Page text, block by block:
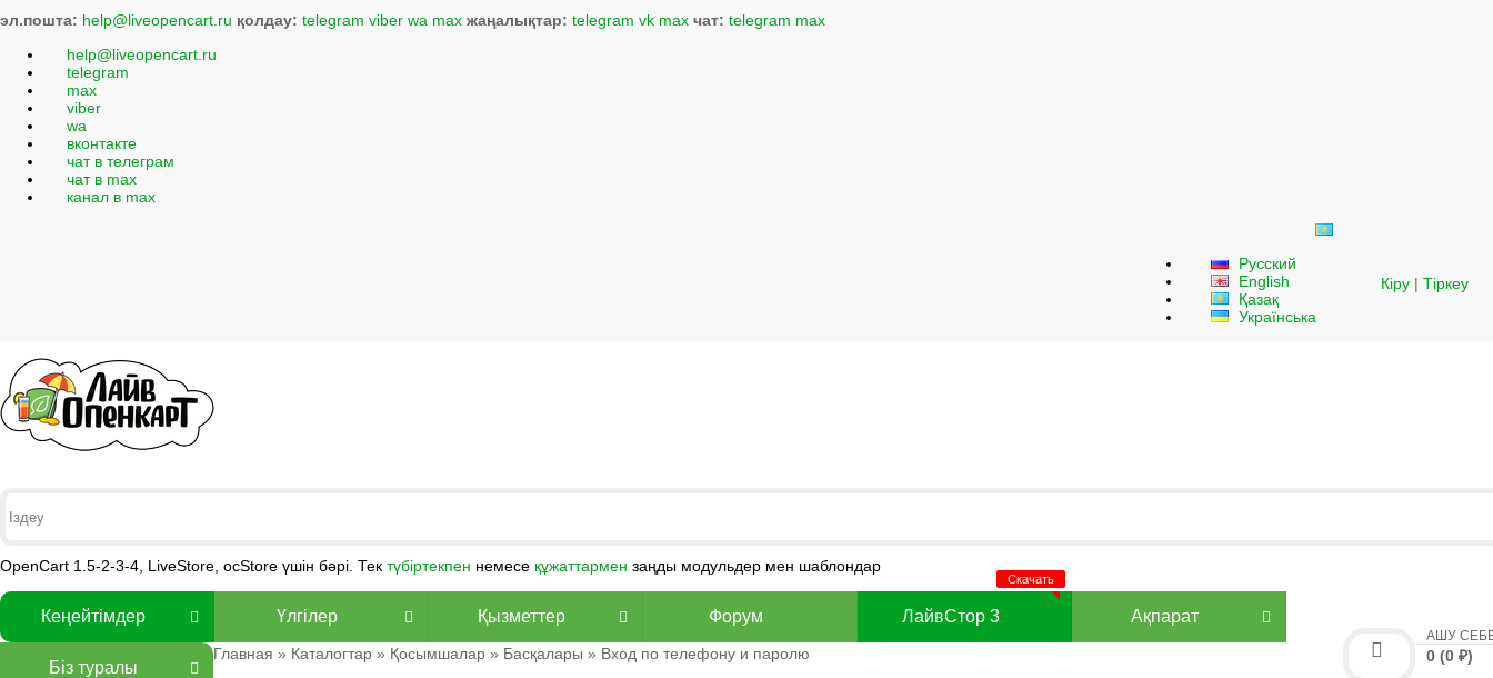
эл.пошта: help@liveopencart.ru қолдау: telegram viber wa max жаңалықтар: telegram vk max чат: telegram max
help@liveopencart.ru
telegram
max
viber
wa
вконтакте
чат в телеграм
чат в max
канал в max
Русский
English
Қазақ
Українська
Кіру | Тіркеу
OpenCart 1.5-2-3-4, LiveStore, ocStore үшін бәрі. Тек түбіртекпен немесе құжаттармен заңды модульдер мен шаблондар
АШУ
0 (0 ₽)
Кеңейтімдер Үлгілер Қызметтер Форум ЛайвСтор 3 Ақпарат
Біз туралы
Главная » Каталогтар» Қосымшалар» Басқалары » Вход по телефону и паролю